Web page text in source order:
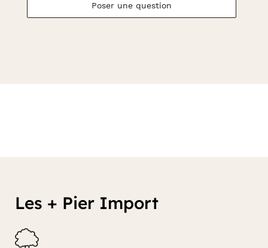
Poser une question
Les + Pier Import